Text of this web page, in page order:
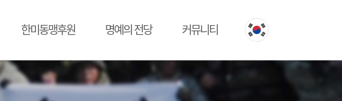
한미동맹후원 명예의 전당 커뮤니티